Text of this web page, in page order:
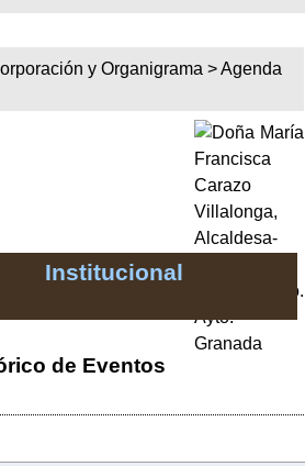
y Organigrama >Agenda
de Eventos